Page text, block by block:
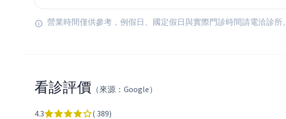
營業時間僅供參考，例假日、國定假日與實際門診時間請電洽診所。
看診評價 （來源：Google）
4.3 ( 389)